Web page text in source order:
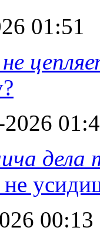
01:51
дела
не
00:13